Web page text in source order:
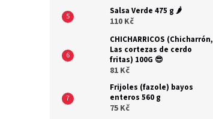
Salsa Verde 475 g 🌶️
110 Kč
CHICHARRICOS (Chicharrón,
Las cortezas de cerdo
fritas) 100G 😎
81 Kč
Frijoles (fazole) bayos
enteros 560 g
75 Kč